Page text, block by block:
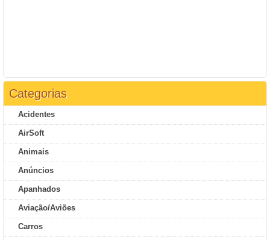
Categorias
Acidentes
AirSoft
Animais
Anúncios
Apanhados
Aviação/Aviões
Carros